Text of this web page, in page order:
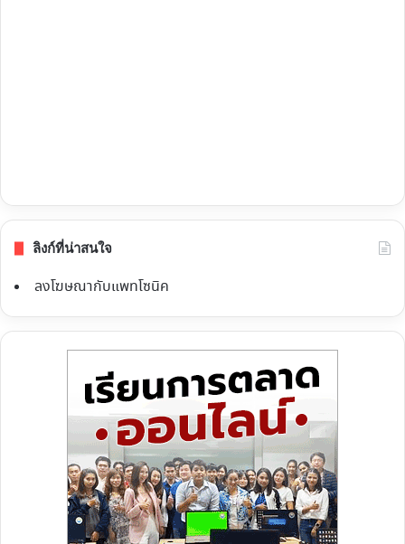
ลิงก์ที่น่าสนใจ
ลงโฆษณากับแพทโซนิค